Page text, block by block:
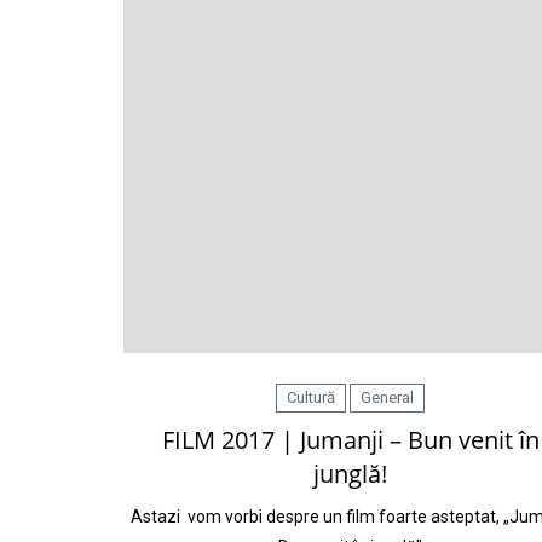
Cultură General
FILM 2017 | Jumanji – Bun venit în
junglă!
Astazi vom vorbi despre un film foarte asteptat,